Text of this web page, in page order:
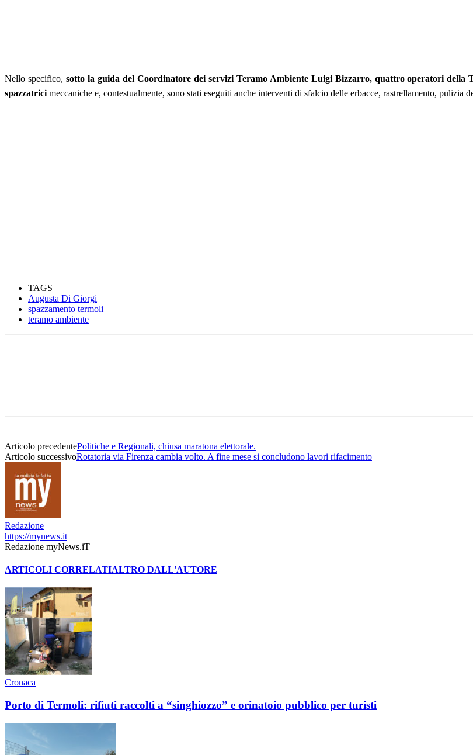
Nello specifico, sotto la guida del Coordinatore dei servizi Teramo Ambiente Luigi Bizzarro, quattro operatori della
spazzatrici meccaniche e, contestualmente, sono stati eseguiti anche interventi di sfalcio delle erbacce, rastrellamento,
TAGS
Augusta Di Giorgi
spazzamento termoli
teramo ambiente
Articolo precedentePolitiche e Regionali, chiusa maratona elettorale.
Articolo successivoRotatoria via Firenza cambia volto. A fine mese si concludono lavori rifacimento
Redazione
https://mynews.it
Redazione myNews.iT
ARTICOLI CORRELATIALTRO DALL'AUTORE
Cronaca
Porto di Termoli: rifiuti raccolti a “singhiozzo” e orinatoio pubblico per turisti